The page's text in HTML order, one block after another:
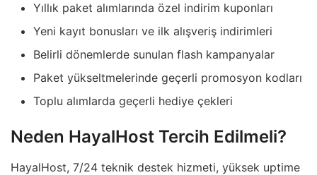
Yıllık paket alımlarında özel indirim kuponları
Yeni kayıt bonusları ve ilk alışveriş indirimleri
Belirli dönemlerde sunulan flash kampanyalar
Paket yükseltmelerinde geçerli promosyon kodları
Toplu alımlarda geçerli hediye çekleri
Neden HayalHost Tercih Edilmeli?
HayalHost, 7/24 teknik destek hizmeti, yüksek uptime